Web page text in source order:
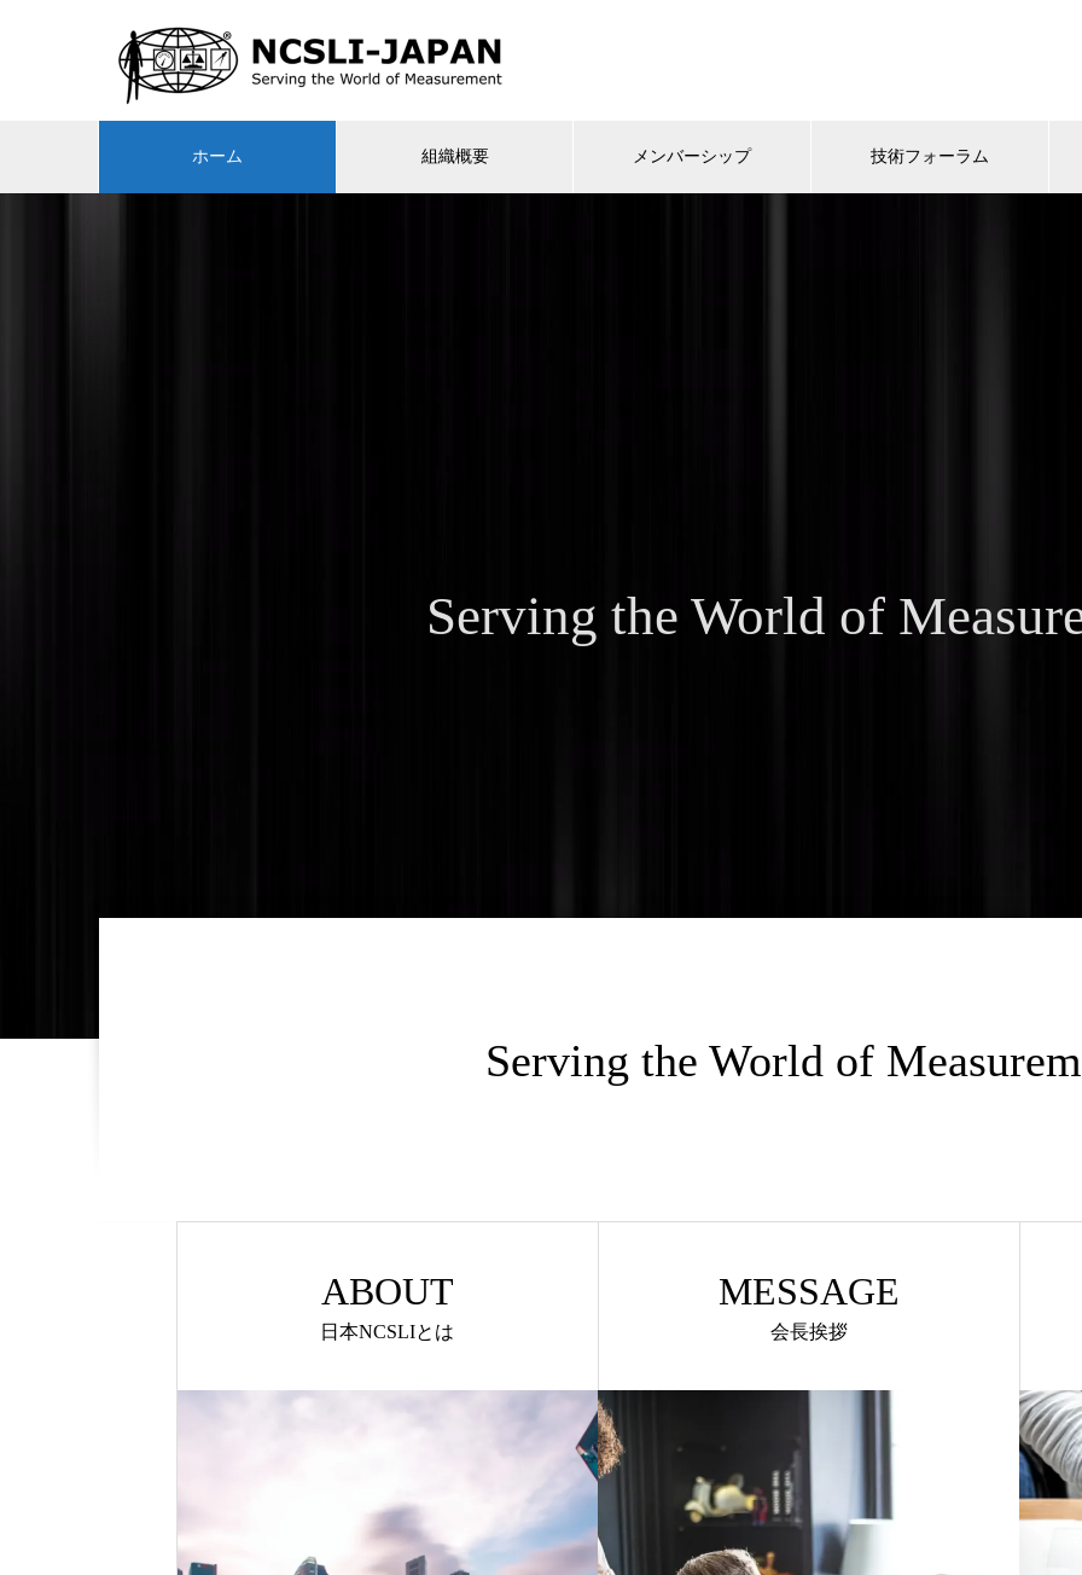
ホーム 組織概要 メンバーシップ 技術フォーラム
Serving the World of
Serving the World of
ABOUT
日本NCSLIとは
MESSAGE
会長挨拶